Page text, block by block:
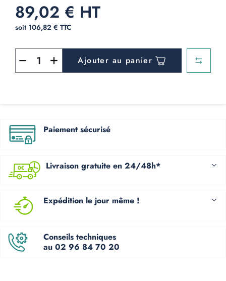
89,02 € HT
soit 106,82 € TTC
Ajouter au panier
Paiement sécurisé
Livraison gratuite en 24/48h*
Expédition le jour même !
Conseils techniques
au 02 96 84 70 20